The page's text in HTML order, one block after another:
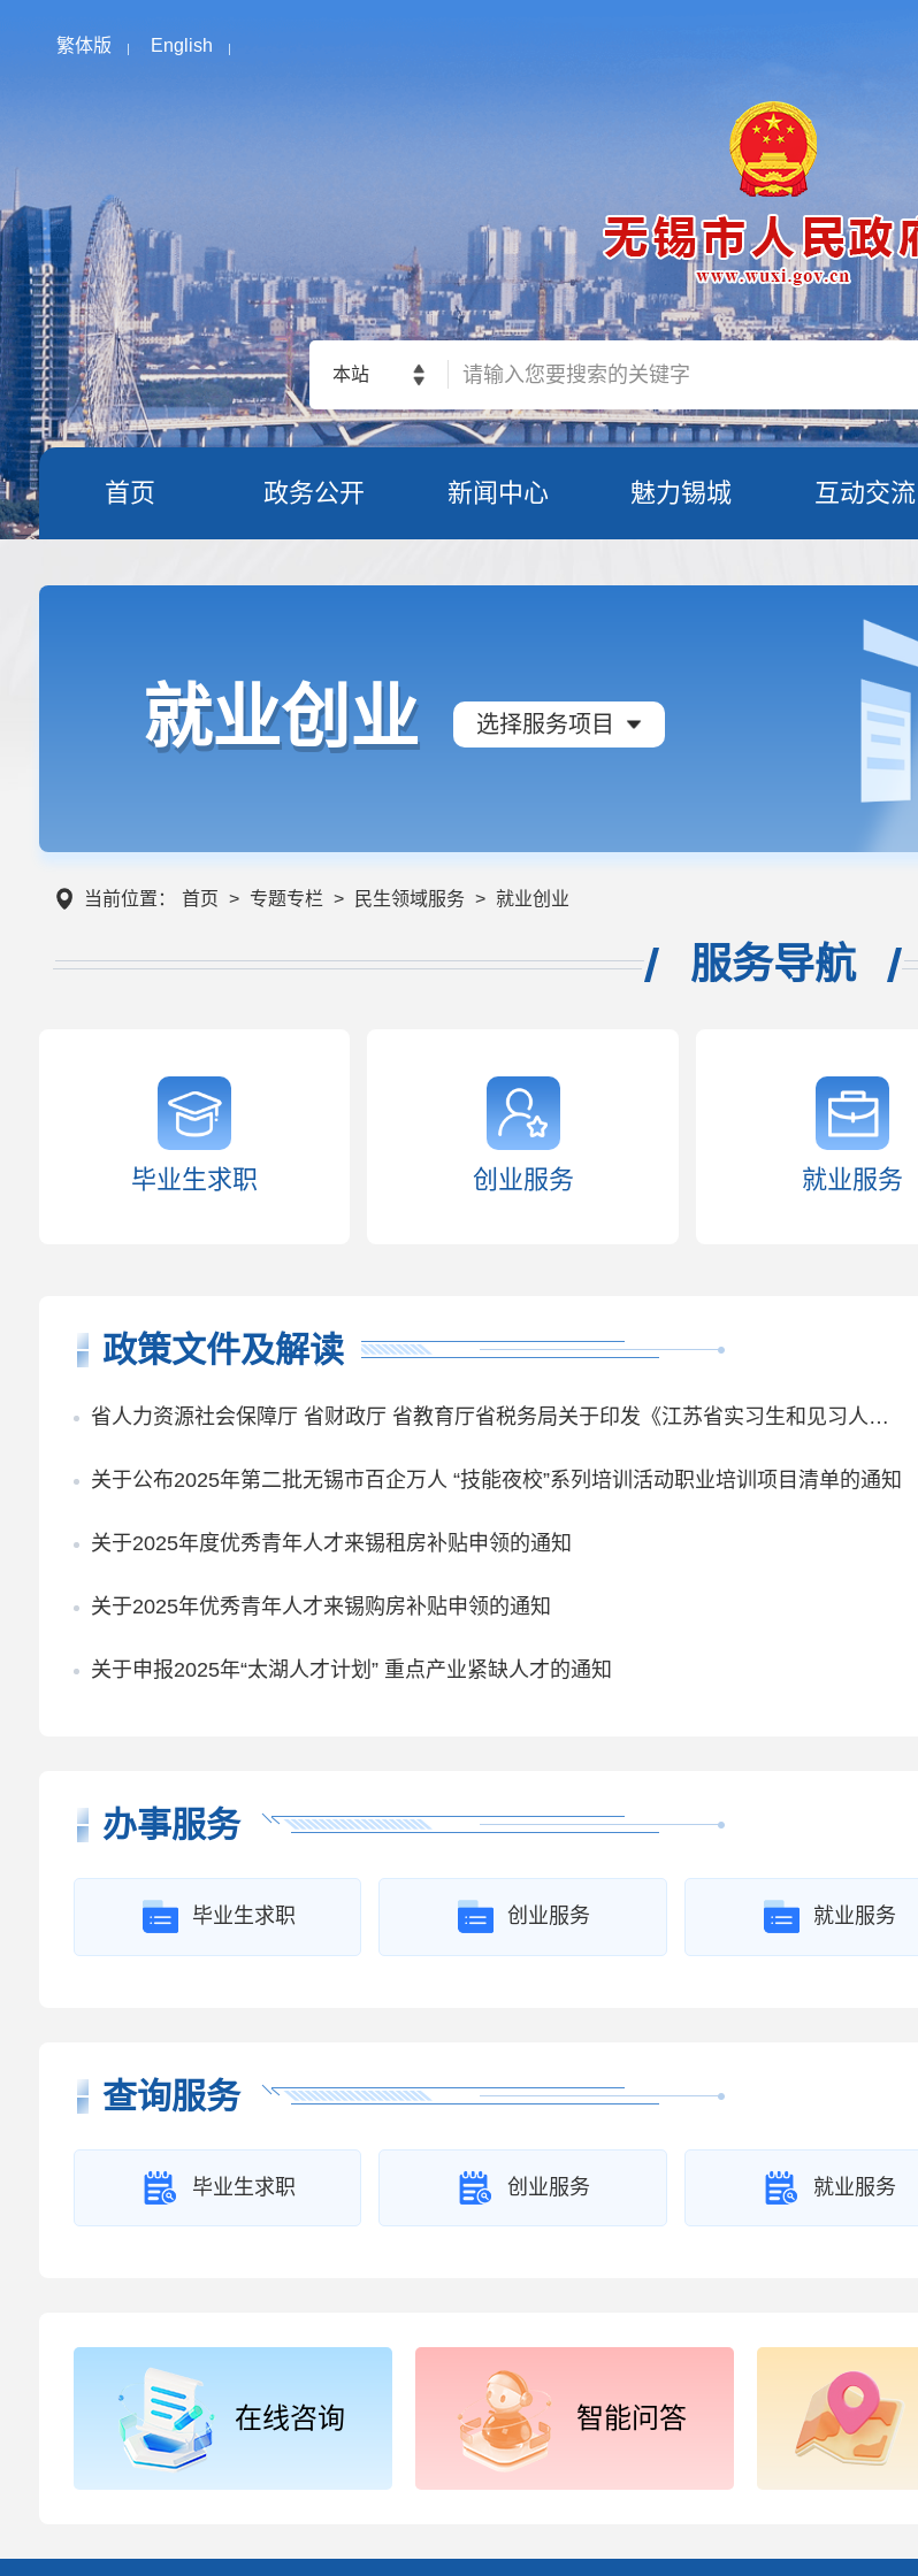
繁体版 English
本站
首页 政务公开 新闻中心 魅力锡城 互动交流
就业创业 选择服务项目
当前位置： 首页 > 专题专栏 > 民生领域服务 > 就业创业
服务导航
毕业生求职 创业服务 就业服务
政策文件及解读
省人力资源社会保障厅 省财政厅 省教育厅省税务局关于印发《江苏省实习生和见习人员参加工伤保险办法》的通知
关于公布2025年第二批无锡市百企万人 “技能夜校”系列培训活动职业培训项目清单的通知
关于2025年度优秀青年人才来锡租房补贴申领的通知
关于2025年优秀青年人才来锡购房补贴申领的通知
关于申报2025年“太湖人才计划” 重点产业紧缺人才的通知
办事服务
毕业生求职 创业服务 就业服务
查询服务
毕业生求职 创业服务 就业服务
在线咨询 智能问答